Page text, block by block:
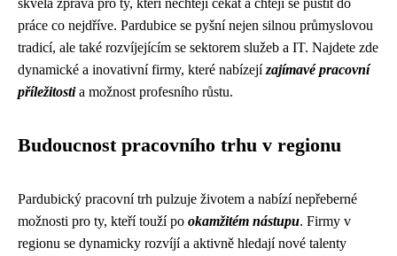
skvělá zpráva pro ty, kteří nechtějí čekat a chtějí se pustit do
práce co nejdříve. Pardubice se pyšní nejen silnou průmyslovou
tradicí, ale také rozvíjejícím se sektorem služeb a IT. Najdete zde
dynamické a inovativní firmy, které nabízejízajímavé pracovní
příležitostia možnost profesního růstu.
Budoucnost pracovního trhu v regionu
Pardubický pracovní trh pulzuje životem a nabízí nepřeberné
možnosti pro ty, kteří touží po okamžitém nástupu. Firmy v
regionu se dynamicky rozvíjí a aktivně hledají nové talenty